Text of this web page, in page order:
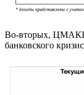
Во-вторых, ЦМАКП
банковского